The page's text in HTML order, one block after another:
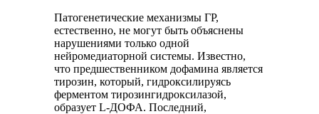
Патогенетические механизмы ГР,
естественно, не могут быть объяснены
нарушениями только одной
нейромедиаторной системы. Известно,
что предшественником дофамина является
тирозин, который, гидроксилируясь
ферментом тирозингидроксилазой,
образует L-ДОФА. Последний,